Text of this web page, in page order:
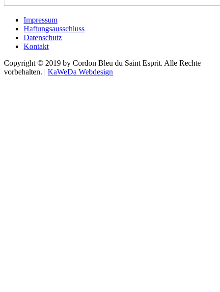
Impressum
Haftungsausschluss
Datenschutz
Kontakt
Copyright © 2019 by Cordon Bleu du Saint Esprit. Alle Rechte
vorbehalten. | KaWeDa Webdesign